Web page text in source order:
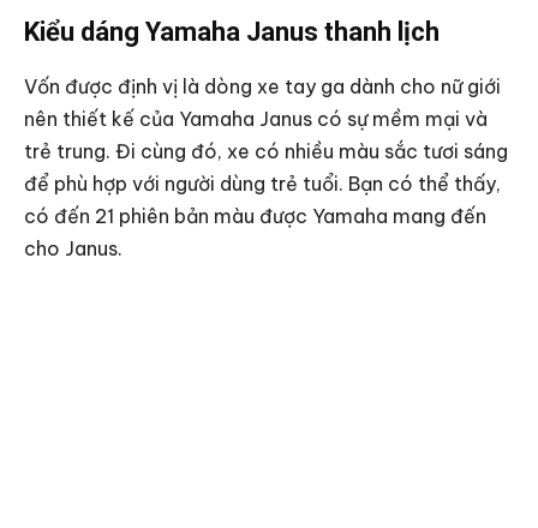
Kiểu dáng Yamaha Janus thanh lịch
Vốn được định vị là dòng xe tay ga dành cho nữ giới
nên thiết kế của Yamaha Janus có sự mềm mại và
trẻ trung. Đi cùng đó, xe có nhiều màu sắc tươi sáng
để phù hợp với người dùng trẻ tuổi. Bạn có thể thấy,
có đến 21 phiên bản màu được Yamaha mang đến
cho Janus.